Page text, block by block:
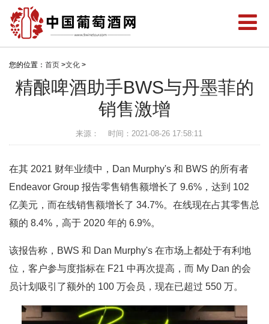
您的位置： 首页 >文化 >
精酿啤酒助手BWS与丹墨菲的
销售激增
来源： 时间：2021-08-26 17:58:11
在其 2021 财年业绩中，Dan Murphy's 和 BWS 的所有者
Endeavor Group 报告零售销售额增长了 9.6%，达到 102
亿美元，而在线销售额增长了 34.7%。在线现在占其零售总
额的 8.4%，高于 2020 年的 6.9%。
该报告称，BWS 和 Dan Murphy's 在市场上都处于有利地
位，客户参与度指标在 F21 中再次提高，而 My Dan 的会
员计划吸引了额外的 100 万会员，现在已超过 550 万。